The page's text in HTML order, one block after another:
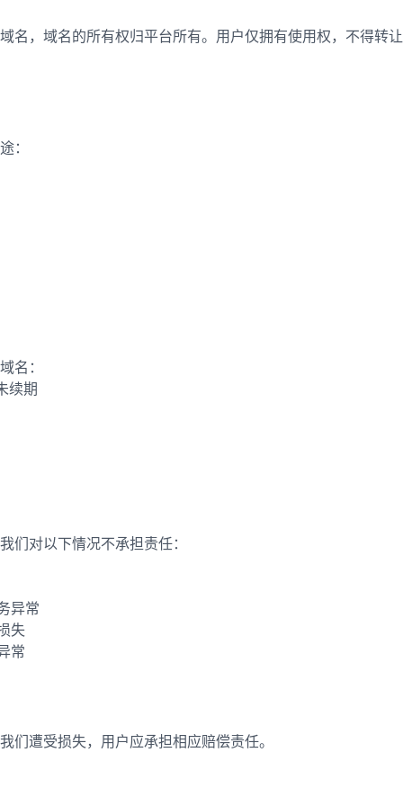
名，域名的所有权归平台所有。用户仅拥有使用权，不得转
：
名：
续期
们对以下情况不承担责任：
异常
失
常
们遭受损失，用户应承担相应赔偿责任。